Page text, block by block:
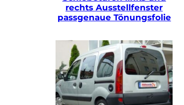
rechts Ausstellfenster
passgenaue Tönungsfolie